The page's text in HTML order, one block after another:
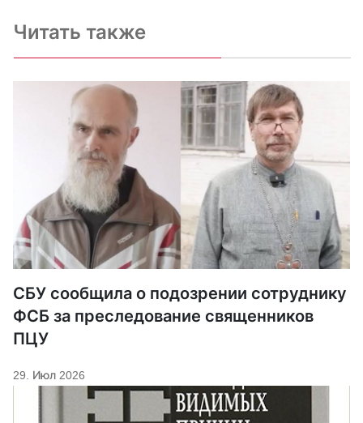
Читать также
СБУ сообщила о подозрении сотруднику
ФСБ за преследование священников
ПЦУ
29. Июл 2026